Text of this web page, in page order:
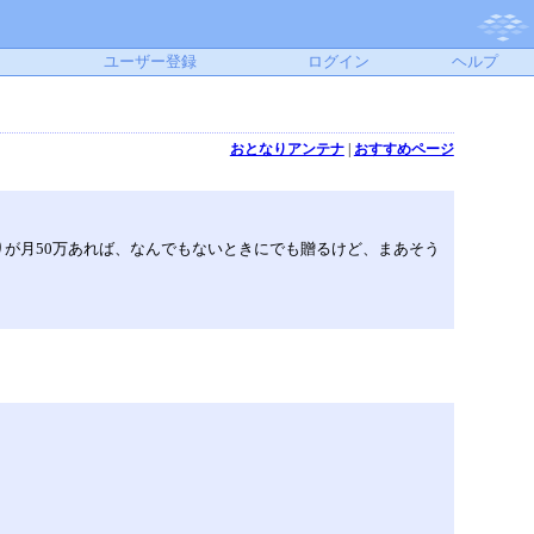
ユーザー登録 ログイン ヘルプ
おとなりアンテナ| おすすめページ
月50万あれば、なんでもないときにでも贈るけど、まあそう